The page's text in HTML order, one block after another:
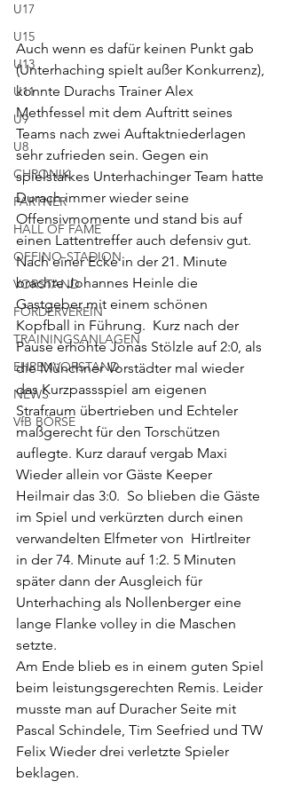
U17
U15
U13
U11
U9
U8
CHRONIK
PARTNER
HALL OF FAME
OFFINO-STADION
VORSTAND
FÖRDERVEREIN
TRAININGSANLAGEN
EHRENVORSTAND
NEWS
VfB BÖRSE
Auch wenn es dafür keinen Punkt gab
(Unterhaching spielt außer Konkurrenz),
konnte Durachs Trainer Alex
Methfessel mit dem Auftritt seines
Teams nach zwei Auftaktniederlagen
sehr zufrieden sein. Gegen ein
spielstarkes Unterhachinger Team hatte
Durach immer wieder seine
Offensivmomente und stand bis auf
einen Lattentreffer auch defensiv gut.
Nach einer Ecke in der 21. Minute
brachte Johannes Heinle die
Gastgeber mit einem schönen
Kopfball in Führung.  Kurz nach der
Pause erhöhte Jonas Stölzle auf 2:0, als
die Münchner Vorstädter mal wieder
das Kurzpassspiel am eigenen
Strafraum übertrieben und Echteler
maßgerecht für den Torschützen
auflegte. Kurz darauf vergab Maxi
Wieder allein vor Gäste Keeper
Heilmair das 3:0.  So blieben die Gäste
im Spiel und verkürzten durch einen
verwandelten Elfmeter von  Hirtlreiter
in der 74. Minute auf 1:2. 5 Minuten
später dann der Ausgleich für
Unterhaching als Nollenberger eine
lange Flanke volley in die Maschen
setzte.
Am Ende blieb es in einem guten Spiel
beim leistungsgerechten Remis. Leider
musste man auf Duracher Seite mit
Pascal Schindele, Tim Seefried und TW
Felix Wieder drei verletzte Spieler
beklagen.